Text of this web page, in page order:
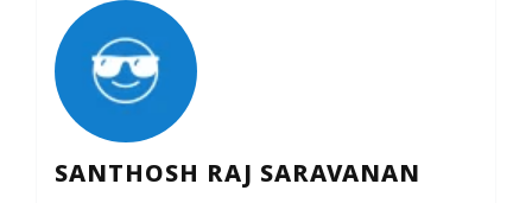
SANTHOSH RAJ SARAVANAN